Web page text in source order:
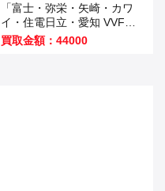
「富士・弥栄・矢崎・カワ
イ・住電日立・愛知 VVFケ
ーブル 3芯×2.0mm 黒・白・
赤」×2巻を買い取りました
買取金額：44000